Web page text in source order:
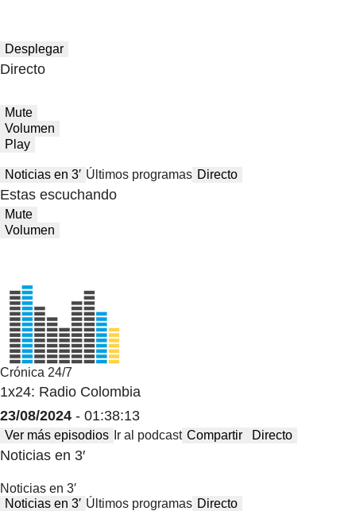
Desplegar
Directo
Mute
Volumen
Play
Noticias en 3′ Últimos programas Directo
Estas escuchando
Mute
Volumen
Crónica 24/7
1x24: Radio Colombia
23/08/2024 - 01:38:13
Ver más episodios Ir al podcast Compartir Directo
Noticias en 3′
Noticias en 3′
Noticias en 3′ Últimos programas Directo